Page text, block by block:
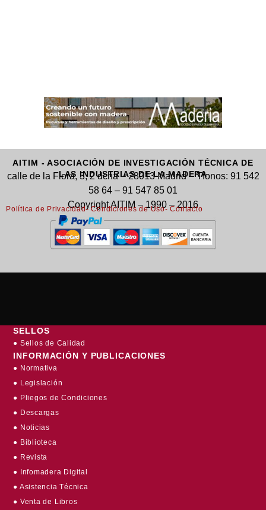
AITIM - ASOCIACIÓN DE INVESTIGACIÓN TÉCNICA DE
LAS INDUSTRIAS DE LA MADERA
calle de la Flora, 3, 2 dcha – 28013 Madrid – Tfonos: 91 542
58 64 – 91 547 85 01
Copyright AITIM – 1990 – 2016
Política de Privacidad- Condiciones de Uso- Contacto
SELLOS
● Sellos de Calidad
INFORMACIÓN Y PUBLICACIONES
● Normativa
● Legislación
● Pliegos de Condiciones
● Descargas
● Noticias
● Biblioteca
● Revista
● Infomadera Digital
● Asistencia Técnica
● Venta de Libros